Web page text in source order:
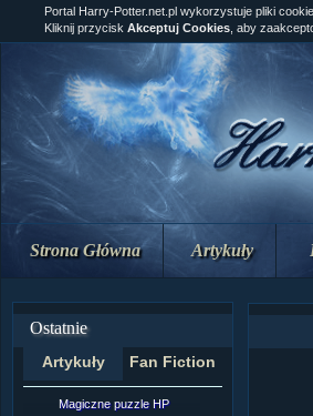
Strona Główna Artykuły
Ostatnie
Artykuły Fan Fiction
Magiczne puzzle HP
Portal Harry-Potter.net.pl wykorzystuje pliki
Kliknij przycisk Akceptuj Cookies , aby